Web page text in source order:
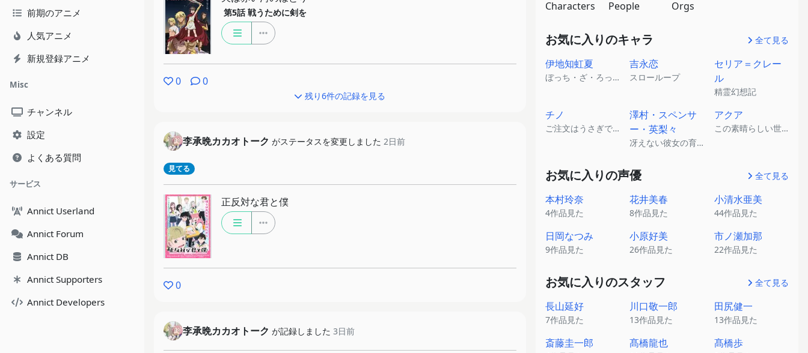
前期のアニメ
人気アニメ
新規登録アニメ
Misc
チャンネル
設定
よくある質問
サービス
Annict Userland
Annict Forum
Annict DB
Annict Supporters
Annict Developers
Characters People Orgs
お気に入りのキャラ 全て見る
伊地知虹夏
ぼっち・ざ・ろっく！
吉永恋
スローループ
セリア＝クレー
ル
精霊幻想記
チノ
ご注文はうさぎですか？
澤村・スペンサ
ー・英梨々
冴えない彼女の育てかた
アクア
この素晴らしい世界に祝福を！
お気に入りの声優 全て見る
本村玲奈
4作品見た
花井美春
8作品見た
小清水亜美
44作品見た
日岡なつみ
9作品見た
小原好美
26作品見た
市ノ瀬加那
22作品見た
お気に入りのスタッフ 全て見る
長山延好
7作品見た
川口敬一郎
13作品見た
田尻健一
13作品見た
斎藤圭一郎 髙橋龍也 髙橋歩
第5話 戦うために剣を
0 0
残り6件の記録を見る
李承晩カカオトーク がステータスを変更しました 2日前
見てる
正反対な君と僕
0
李承晩カカオトーク が記録しました 3日前